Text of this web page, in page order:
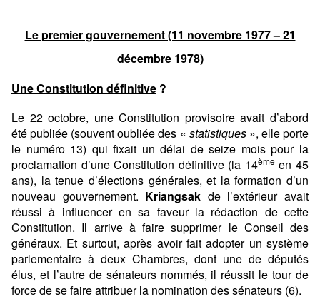
Le premier gouvernement (11 novembre 1977 – 21
décembre 1978)
Une Constitution définitive ?
Le 22 octobre, une Constitution provisoire avait d’abord
été publiée (souvent oubliée des « statistiques», elle porte
le numéro 13) qui fixait un délai de seize mois pour la
proclamation d’une Constitution définitive (la 14èmeen 45
ans), la tenue d’élections générales, et la formation d’un
nouveau gouvernement. Kriangsak de l’extérieur avait
réussi à influencer en sa faveur la rédaction de cette
Constitution. Il arrive à faire supprimer le Conseil des
généraux. Et surtout, après avoir fait adopter un système
parlementaire à deux Chambres, dont une de députés
élus, et l’autre de sénateurs nommés, il réussit le tour de
force de se faire attribuer la nomination des sénateurs (6).